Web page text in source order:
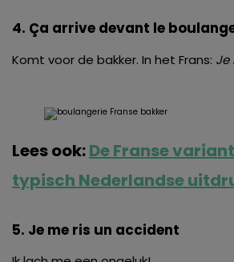
4. Ça arrive devant le
Komt voor de bakker. In het Frans: Je
Lees ook:De Franse
typisch Nederlandse
5. Je me ris un accident